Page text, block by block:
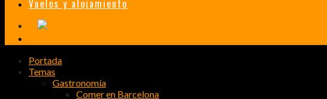
Vuelos y alojamiento
Portada
Temas
Gastronomía
Comer en Barcelona